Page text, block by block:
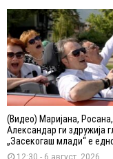
(Видео) Маријана,
Александар ги здружија
„Засекогаш млади“ е
12:30 - 6 август, 2026